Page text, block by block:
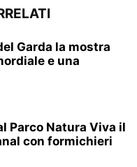
Garda la mostra
e una
Parco Natura Viva il
con formichieri